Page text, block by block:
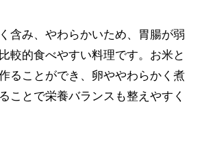
含み、やわらかいため、胃腸が弱
較的食べやすい料理です。お米と
ることができ、卵ややわらかく煮
ことで栄養バランスも整えやすく